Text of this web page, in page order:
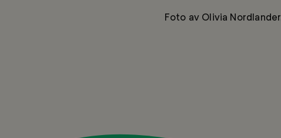
Foto av Olivia Nordlander.